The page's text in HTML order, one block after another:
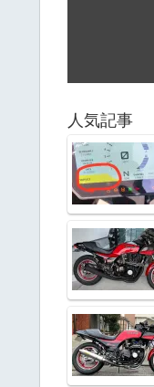
人気記事